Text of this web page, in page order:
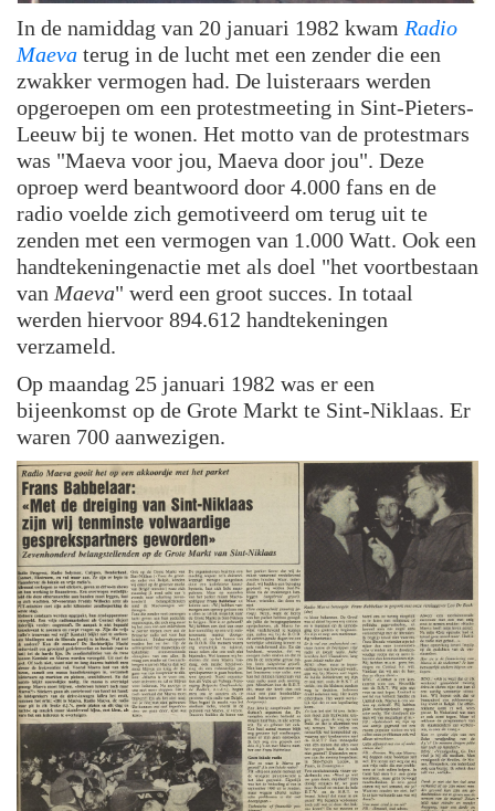
In de namiddag van 20 januari 1982 kwam Radio
Maeva terug in de lucht met een zender die een
zwakker vermogen had. De luisteraars werden
opgeroepen om een protestmeeting in Sint-Pieters-
Leeuw bij te wonen. Het motto van de protestmars
was "Maeva voor jou, Maeva door jou". Deze
oproep werd beantwoord door 4.000 fans en de
radio voelde zich gemotiveerd om terug uit te
zenden met een vermogen van 1.000 Watt. Ook een
handtekeningenactie met als doel "het voortbestaan
van Maeva" werd een groot succes. In totaal
werden hiervoor 894.612 handtekeningen
verzameld.
Op maandag 25 januari 1982 was er een
bijeenkomst op de Grote Markt te Sint-Niklaas. Er
waren 700 aanwezigen.